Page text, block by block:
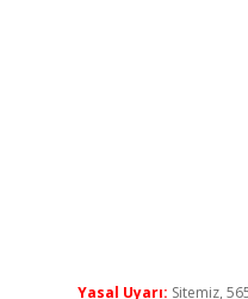
Yasal Uyarı: Sitemiz,